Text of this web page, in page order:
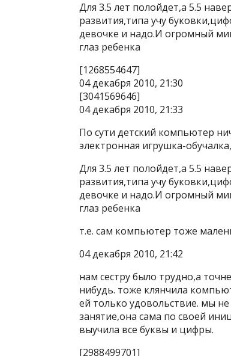
Для 3.5 лет полойдет,а 5.5
развития,типа учу
девочке и надо.И огромный
глаз ребенка
[1268554647]
04 декабря 2010, 21:30
[3041569646]
04 декабря 2010, 21:33
По сути детский компьютер
электронная игрушка-
Для 3.5 лет полойдет,а 5.5
развития,типа учу
девочке и надо.И огромный
глаз ребенка
т.е. сам компьютер тоже
04 декабря 2010, 21:42
нам сестру было трудно,а
нибудь. тоже клянчила
ей только удовольствие. мы
занятие,она сама по своей
выучила все буквы и цифры.
[2988499701]